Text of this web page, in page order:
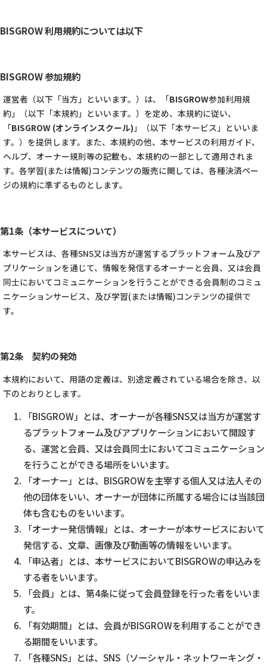
BISGROW 利用規約については以下
BISGROW 参加規約
運営者（以下「当方」といいます。）は、「BISGROW参加利用規
約」（以下「本規約」といいます。）を定め、本規約に従い、
「BISGROW (オンラインスクール)」（以下「本サービス」といいま
す。）を提供します。また、本規約の他、本サービスの利用ガイド、
ヘルプ、オーナー規則等の記載も、本規約の一部として適用されま
す。各学習(または情報)コンテンツの販売に関しては、各種決済ペー
ジの規約に準ずるものとします。
第1条（本サービスについて）
本サービスは、各種SNS又は当方が運営するプラットフォーム及びア
プリケーションを通じて、情報を発信するオーナーと会員、又は会員
同士においてコミュニケーションを行うことができる会員制のコミュ
ニケーションサービス、及び学習(または情報)コンテンツの提供で
す。
第2条 契約の発効
本規約において、用語の定義は、別途定義されている場合を除き、以
下のとおりとします。
「BISGROW」とは、オーナーが各種SNS又は当方が運営す
るプラットフォーム及びアプリケーションにおいて開設す
る、運営と会員、又は会員同士においてコミュニケーション
を行うことができる場所をいいます。
「オーナー」とは、BISGROWを主宰する個人又は法人その
他の団体をいい、オーナーが団体に所属する場合には当該団
体も含むものをいいます。
「オーナー発信情報」とは、オーナーが本サービスにおいて
発信する、文章、画像及び動画等の情報をいいます。
「申込者」とは、本サービスにおいてBISGROWの申込みを
する者をいいます。
「会員」とは、第4条に従って会員登録を行った者をいいま
す。
「有効期間」とは、会員がBISGROWを利用することができ
る期間をいいます。
「各種SNS」とは、SNS（ソーシャル・ネットワーキング・